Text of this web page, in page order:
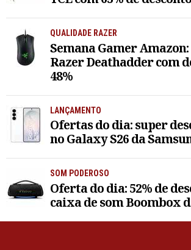
QUALIDADE RAZER
Semana Gamer
Razer Deathadder com
48%
LANÇAMENTO
Ofertas do dia: super
no Galaxy S26 da
SOM PODEROSO
Oferta do dia: 52% de
caixa de som Boombox